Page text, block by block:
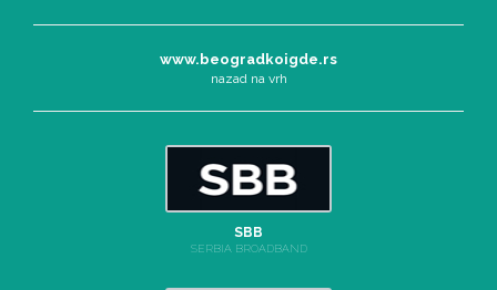
www.beogradkoigde.rs
nazad na vrh
SBB
SERBIA BROADBAND